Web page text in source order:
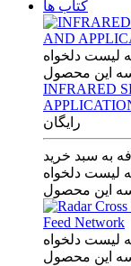
کتاب ها
لیست دلخواه
این محصول
INFRARED
رایگان
به سبد خرید
لیست دلخواه
این محصول
لیست دلخواه
این محصول